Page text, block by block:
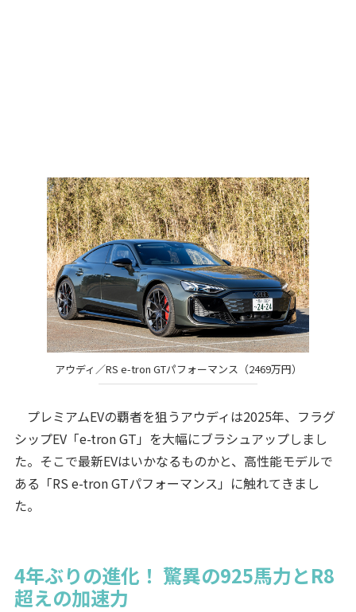
アウディ／RS e-tron GTパフォーマンス（2469万円）
プレミアムEVの覇者を狙うアウディは2025年、フラグ
シップEV「e-tron GT」を大幅にブラシュアップしまし
た。そこで最新EVはいかなるものかと、高性能モデルで
ある「RS e-tron GTパフォーマンス」に触れてきまし
た。
4年ぶりの進化！ 驚異の925馬力とR8
超えの加速力